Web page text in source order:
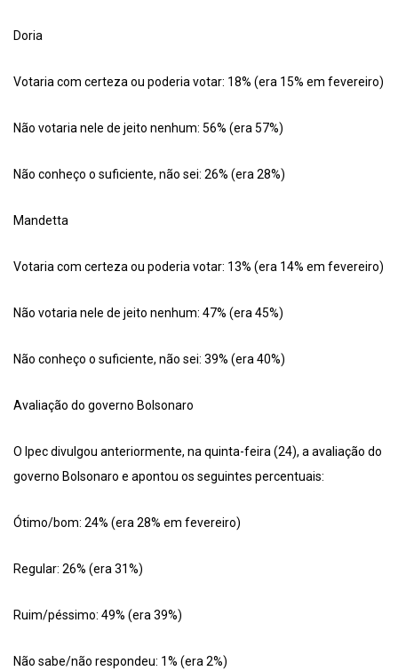
Doria
Votaria com certeza ou poderia votar: 18% (era 15% em fevereiro)
Não votaria nele de jeito nenhum: 56% (era 57%)
Não conheço o suficiente, não sei: 26% (era 28%)
Mandetta
Votaria com certeza ou poderia votar: 13% (era 14% em fevereiro)
Não votaria nele de jeito nenhum: 47% (era 45%)
Não conheço o suficiente, não sei: 39% (era 40%)
Avaliação do governo Bolsonaro
O Ipec divulgou anteriormente, na quinta-feira (24), a avaliação do
governo Bolsonaro e apontou os seguintes percentuais:
Ótimo/bom: 24% (era 28% em fevereiro)
Regular: 26% (era 31%)
Ruim/péssimo: 49% (era 39%)
Não sabe/não respondeu: 1% (era 2%)